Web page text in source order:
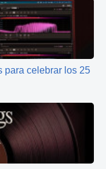
para celebrar los 25